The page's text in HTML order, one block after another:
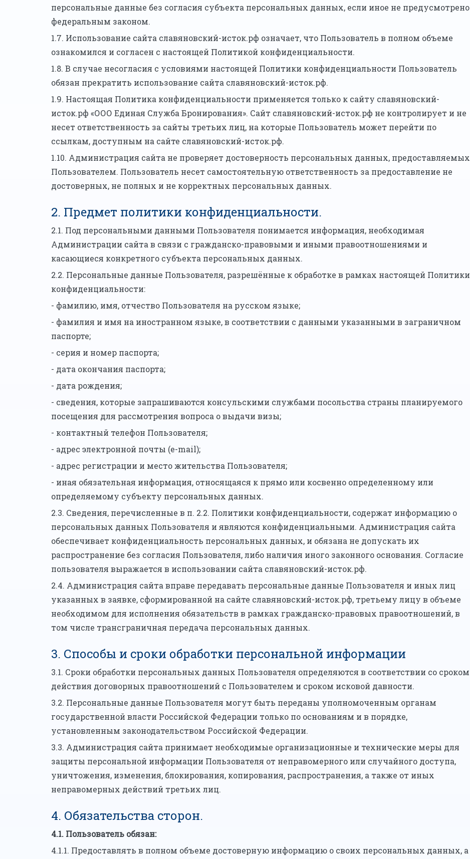
персональные данные без согласия субъекта персональных данных, если иное не предусмотрено
федеральным законом.
1.7. Использование сайта славяновский-исток.рф означает, что Пользователь в полном объеме
ознакомился и согласен с настоящей Политикой конфиденциальности.
1.8. В случае несогласия с условиями настоящей Политики конфиденциальности Пользователь
обязан прекратить использование сайта славяновский-исток.рф.
1.9. Настоящая Политика конфиденциальности применяется только к сайту славяновский-
исток.рф «ООО Единая Служба Бронирования». Сайт славяновский-исток.рф не контролирует и не
несет ответственность за сайты третьих лиц, на которые Пользователь может перейти по
ссылкам, доступным на сайте славяновский-исток.рф.
1.10. Администрация сайта не проверяет достоверность персональных данных, предоставляемых
Пользователем. Пользователь несет самостоятельную ответственность за предоставление не
достоверных, не полных и не корректных персональных данных.
2. Предмет политики конфиденциальности.
2.1. Под персональными данными Пользователя понимается информация, необходимая
Администрации сайта в связи с гражданско-правовыми и иными правоотношениями и
касающиеся конкретного субъекта персональных данных.
2.2. Персональные данные Пользователя, разрешённые к обработке в рамках настоящей Политики
конфиденциальности:
- фамилию, имя, отчество Пользователя на русском языке;
- фамилия и имя на иностранном языке, в соответствии с данными указанными в заграничном
паспорте;
- серия и номер паспорта;
- дата окончания паспорта;
- дата рождения;
- сведения, которые запрашиваются консульскими службами посольства страны планируемого
посещения для рассмотрения вопроса о выдачи визы;
- контактный телефон Пользователя;
- адрес электронной почты (e-mail);
- адрес регистрации и место жительства Пользователя;
- иная обязательная информация, относящаяся к прямо или косвенно определенному или
определяемому субъекту персональных данных.
2.3. Сведения, перечисленные в п. 2.2. Политики конфиденциальности, содержат информацию о
персональных данных Пользователя и являются конфиденциальными. Администрация сайта
обеспечивает конфиденциальность персональных данных, и обязана не допускать их
распространение без согласия Пользователя, либо наличия иного законного основания. Согласие
пользователя выражается в использовании сайта славяновский-исток.рф.
2.4. Администрация сайта вправе передавать персональные данные Пользователя и иных лиц
указанных в заявке, сформированной на сайте славяновский-исток.рф, третьему лицу в объеме
необходимом для исполнения обязательств в рамках гражданско-правовых правоотношений, в
том числе трансграничная передача персональных данных.
3. Способы и сроки обработки персональной информации
3.1. Сроки обработки персональных данных Пользователя определяются в соответствии со сроком
действия договорных правоотношений с Пользователем и сроком исковой давности.
3.2. Персональные данные Пользователя могут быть переданы уполномоченным органам
государственной власти Российской Федерации только по основаниям и в порядке,
установленным законодательством Российской Федерации.
3.3. Администрация сайта принимает необходимые организационные и технические меры для
защиты персональной информации Пользователя от неправомерного или случайного доступа,
уничтожения, изменения, блокирования, копирования, распространения, а также от иных
неправомерных действий третьих лиц.
4. Обязательства сторон.
4.1. Пользователь обязан:
4.1.1. Предоставлять в полном объеме достоверную информацию о своих персональных данных, а